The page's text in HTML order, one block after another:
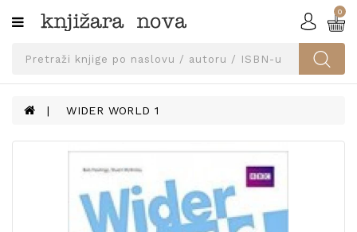
Kategorije
SVEUČILIŠNA
UDŽBENICI
KNJIGE
PRIBOR
0
WIDER WORLD 1